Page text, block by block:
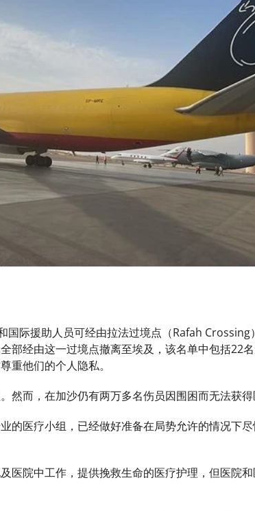
国际援助人员可经由拉法过境点（Rafah
部经由这一过境点撤离至埃及，该名单中包括22
重他们的个人隐私。
而，在加沙仍有两万多名伤员因围困而无法获得
的医疗小组，已经做好准备在局势允许的情况下
医院中工作，提供挽救生命的医疗护理，但医院